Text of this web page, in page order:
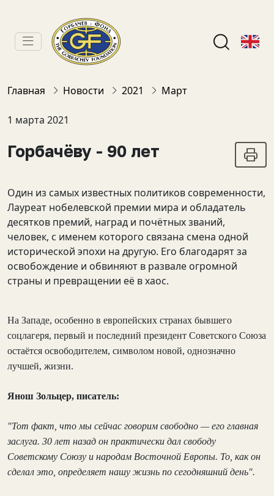
Главная Новости 2021 Март
1 марта 2021
Горбачёву - 90 лет
Один из самых известных политиков современности,
Лауреат нобелевской премии мира и обладатель
десятков премий, наград и почётных званий,
человек, с именем которого связана смена одной
исторической эпохи на другую. Его благодарят за
освобождение и обвиняют в развале огромной
страны и превращении её в хаос.
На Западе, особенно в европейских странах бывшего
соцлагеря, первый и последний президент Советского Союза
остаётся освободителем, символом новой, однозначно
лучшей, жизни.
Янош Зольцер, писатель:
"Тот факт, что мы сейчас говорим свободно — его главная
заслуга. 30 лет назад он практически дал свободу
Советскому Союзу и народам Восточной Европы. То, как он
сделал это, определяет нашу жизнь по сегодняшний день".